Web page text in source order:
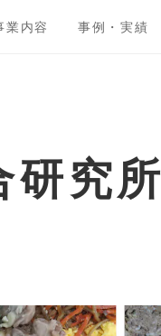
業内容 事例・実績
研究所